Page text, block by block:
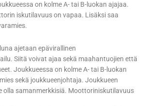
on kolme A- tai B-luokan ajajaa.
iskutilavuus on vapaa. Lisäksi saa
ajetaan epävirallinen
Siitä voivat ajaa sekä maahantuojien että
Joukkueessa on kolme A- tai B-luokan
sekä joukkueenjohtaja. Joukkueen
olla samanmerkkisiä. Moottoriniskutilavuus